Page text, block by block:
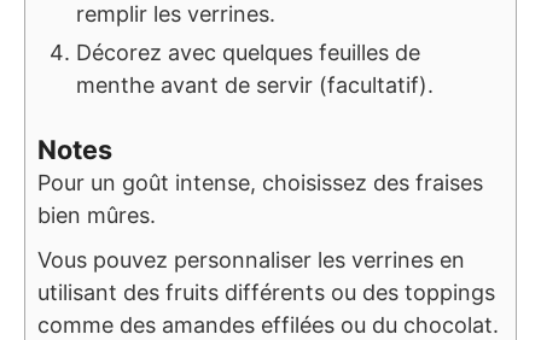
remplir les verrines.
Décorez avec quelques feuilles de
menthe avant de servir (facultatif).
Notes
Pour un goût intense, choisissez des fraises
bien mûres.
Vous pouvez personnaliser les verrines en
utilisant des fruits différents ou des toppings
comme des amandes effilées ou du chocolat.